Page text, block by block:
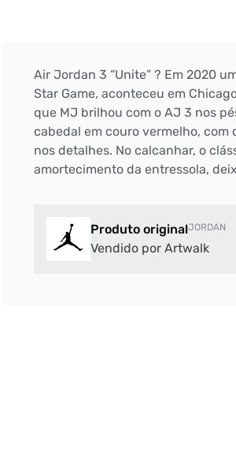
Air Jordan 3 “Unite” ? Em 2020
Star Game, aconteceu em
que MJ brilhou com o AJ 3 nos
cabedal em couro vermelho,
nos detalhes. No calcanhar, o
amortecimento da entressola,
Produto originalJORDAN
Vendido por Artwalk